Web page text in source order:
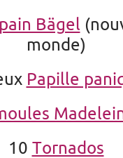
Bägel
monde)
Papille
10 Tornados